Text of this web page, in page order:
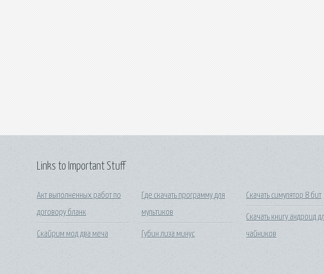
Links to Important Stuff
Акт выполненных работ по
договору бланк
Скайрим мод два меча
Где скачать программу для
мультиков
Губин лиза минус
Скачать симулятор 8 бит
Скачать книгу андроид
чайников